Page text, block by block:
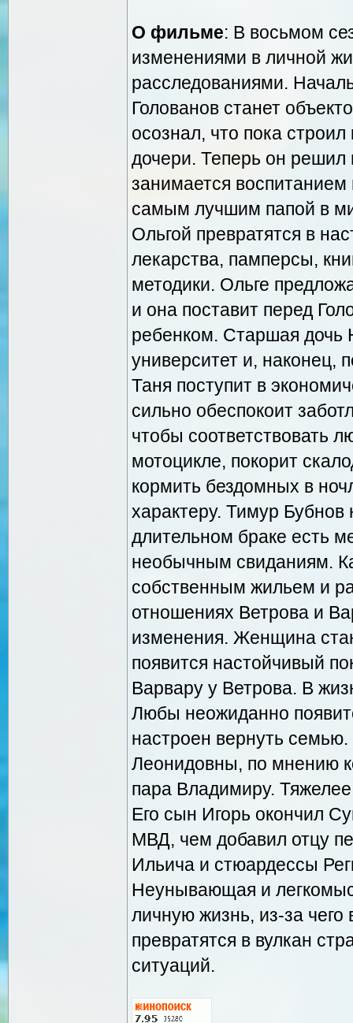
О фильме: В восьмом
изменениями в личной
расследованиями.
Голованов станет
осознал, что пока
дочери. Теперь он решил
занимается воспитанием
самым лучшим папой в
Ольгой превратятся в
лекарства, памперсы,
методики. Ольге
и она поставит перед
ребенком. Старшая дочь
университет и, наконец,
Таня поступит в
сильно обеспокоит
чтобы соответствовать
мотоцикле, покорит
кормить бездомных в
характеру. Тимур
длительном браке есть
необычным свиданиям.
собственным жильем и
отношениях Ветрова и
изменения. Женщина
появится настойчивый
Варвару у Ветрова. В
Любы неожиданно
настроен вернуть
Леонидовны, по мнению
пара Владимиру.
Его сын Игорь окончил
МВД, чем добавил отцу
Ильича и стюардессы
Неунывающая и
личную жизнь, из-за
превратятся в вулкан
ситуаций.